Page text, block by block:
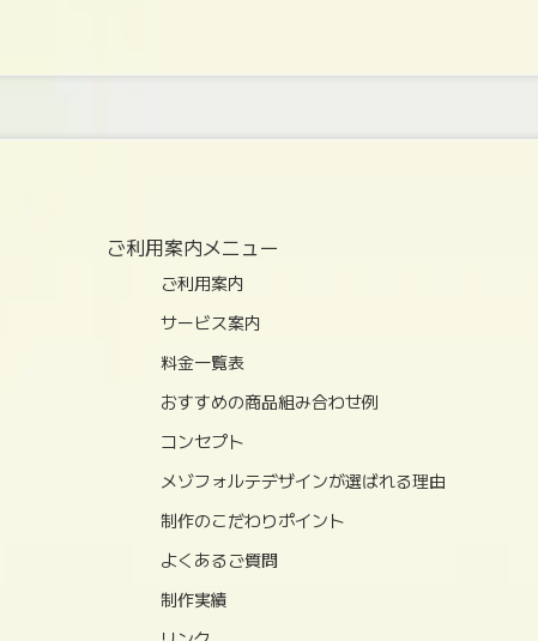
ご利用案内メニュー
ご利用案内
サービス案内
料金一覧表
おすすめの商品組み合わせ例
コンセプト
メゾフォルテデザインが選ばれる理由
制作のこだわりポイント
よくあるご質問
制作実績